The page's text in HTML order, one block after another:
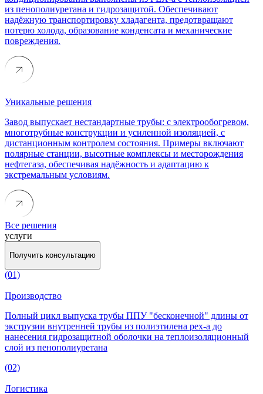
из пенополиуретана и гидрозащитой. Обеспечивают
надёжную транспортировку хладагента, предотвращают
потерю холода, образование конденсата и механические
повреждения.
Уникальные решения
Завод выпускает нестандартные трубы: с электрообогревом,
многотрубные конструкции и усиленной изоляцией, с
дистанционным контролем состояния. Примеры включают
полярные станции, высотные комплексы и месторождения
нефтегаза, обеспечивая надёжность и адаптацию к
экстремальным условиям.
Все решения
услуги
Получить консультацию
(01)
Производство
Полный цикл выпуска трубы ППУ "бесконечной" длины от
экструзии внутренней трубы из полиэтилена pex-а до
нанесения гидрозащитной оболочки на теплоизоляционный
слой из пенополиуретана
(02)
Логистика